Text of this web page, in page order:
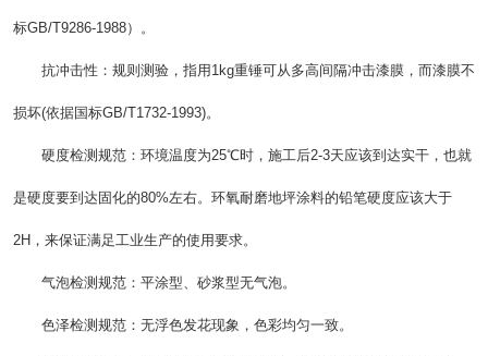
标GB/T9286-1988）。
抗冲击性：规则测验，指用1kg重锤可从多高间隔冲击漆膜，而漆膜不
损坏(依据国标GB/T1732-1993)。
硬度检测规范：环境温度为25℃时，施工后2-3天应该到达实干，也就
是硬度要到达固化的80%左右。环氧耐磨地坪涂料的铅笔硬度应该大于
2H，来保证满足工业生产的使用要求。
气泡检测规范：平涂型、砂浆型无气泡。
色泽检测规范：无浮色发花现象，色彩均匀一致。